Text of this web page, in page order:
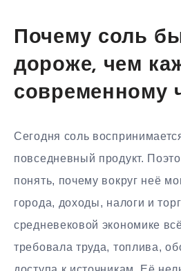
Почему соль
дороже, чем
современному
Сегодня соль
повседневный продукт.
понять, почему вокруг неё
города, доходы, налоги и
средневековой экономике
требовала труда, топлива,